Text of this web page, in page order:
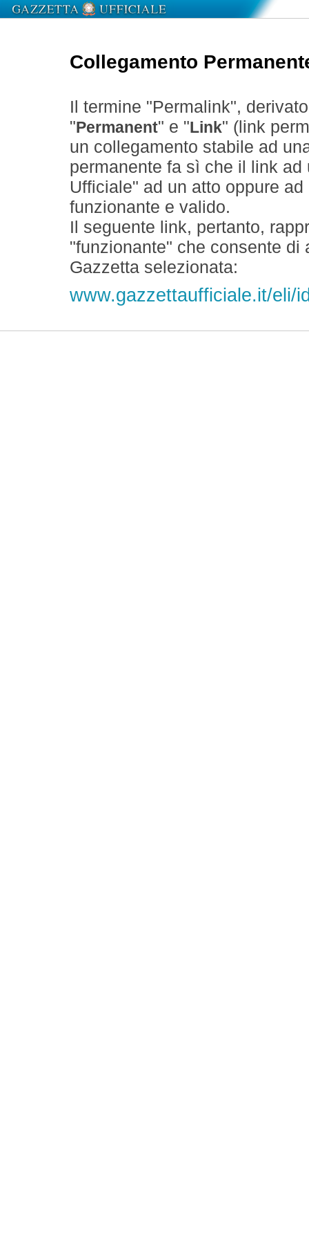
Collegamento
Il termine "Permalink",
" Permanent" e " Link" (link
un collegamento stabile ad
permanente fa sì che il link
Ufficiale" ad un atto oppure
funzionante e valido.
Il seguente link, pertanto,
"funzionante" che consente
Gazzetta selezionata:
www.gazzettaufficiale.it/eli/